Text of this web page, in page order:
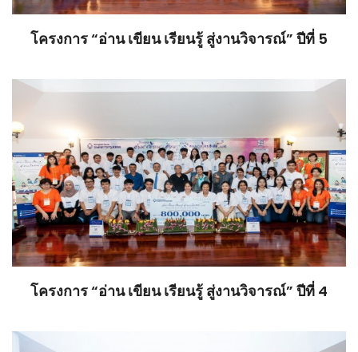
โครงการ “อ่าน เขียน เรียนรู้ สู่งานวิจารณ์” ปีที่ 5
โครงการ “อ่าน เขียน เรียนรู้ สู่งานวิจารณ์” ปีที่ 4